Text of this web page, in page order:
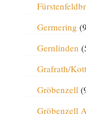
Germering
Gernlinden
Grafrath/
Gröbenzell
Gröbenzell